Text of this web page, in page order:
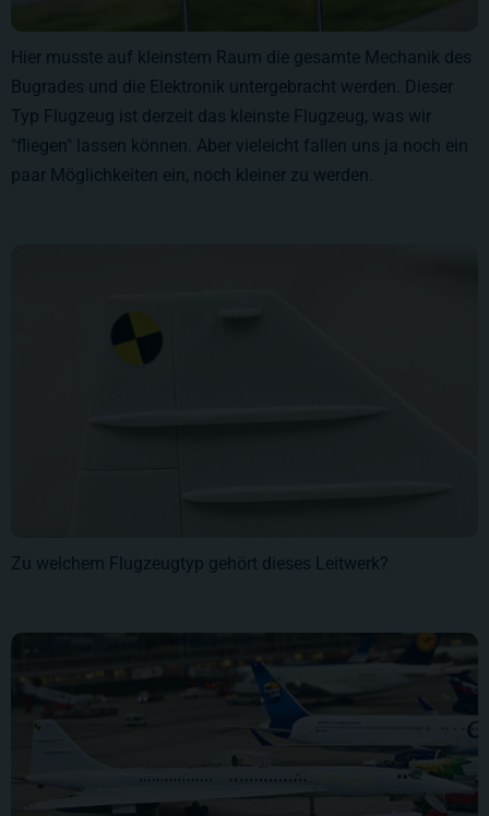
Hier musste auf kleinstem Raum die gesamte Mechanik des
Bugrades und die Elektronik untergebracht werden. Dieser
Typ Flugzeug ist derzeit das kleinste Flugzeug, was wir
"fliegen" lassen können. Aber vieleicht fallen uns ja noch ein
paar Möglichkeiten ein, noch kleiner zu werden.
Zu welchem Flugzeugtyp gehört dieses Leitwerk?